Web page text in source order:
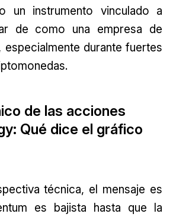
un instrumento vinculado a
de como una empresa de
durante fuertes
de las acciones
Qué dice el gráfico
técnica, el mensaje es
es bajista hasta que la